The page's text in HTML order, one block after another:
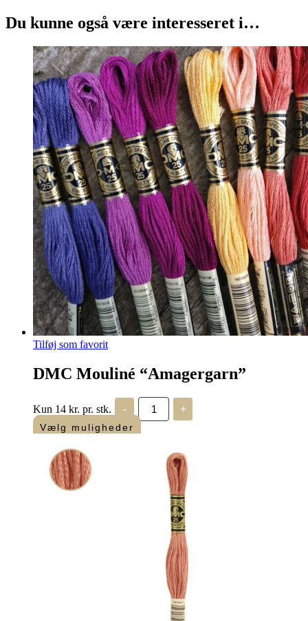
Du kunne også være interesseret i…
Tilføj som favorit
DMC Mouliné “Amagergarn”
Kun 14 kr. pr. stk. -
DMC
Mouliné
"Amagergarn"
antal
+
Vælg muligheder